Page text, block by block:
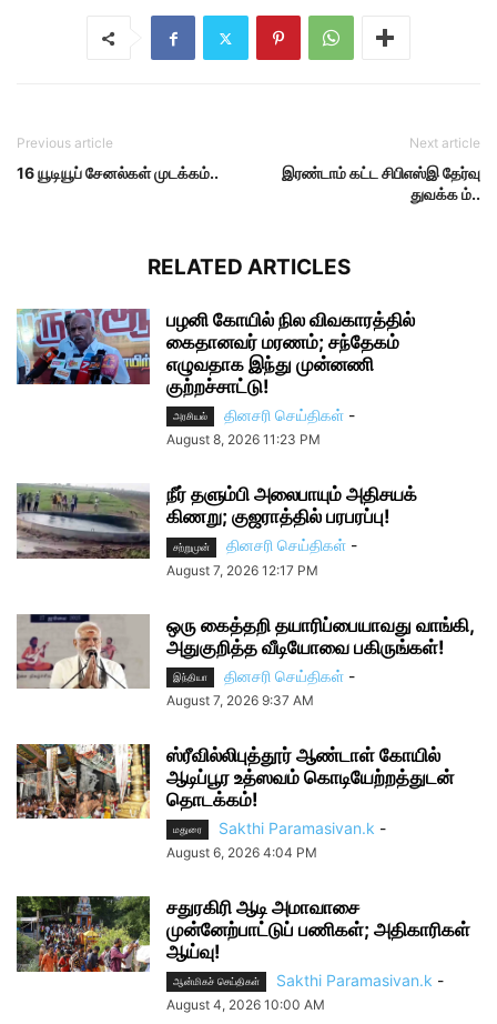
Previous article
16 யூடியூப் சேனல்கள் முடக்கம்..
Next article
இரண்டாம் கட்ட சிபிஎஸ்இ தேர்வு
துவக்க ம்..
RELATED ARTICLES
பழனி கோயில் நில விவகாரத்தில்
கைதானவர் மரணம்; சந்தேகம்
எழுவதாக இந்து முன்னணி
குற்றச்சாட்டு!
அரசியல் தினசரி செய்திகள் -
August 8, 2026 11:23 PM
நீர் தளும்பி அலைபாயும் அதிசயக்
கிணறு; குஜராத்தில் பரபரப்பு!
சற்றுமுன் தினசரி செய்திகள் -
August 7, 2026 12:17 PM
ஒரு கைத்தறி தயாரிப்பையாவது வாங்கி,
அதுகுறித்த வீடியோவை பகிருங்கள்!
இந்தியா தினசரி செய்திகள் -
August 7, 2026 9:37 AM
ஸ்ரீவில்லிபுத்தூர் ஆண்டாள் கோயில்
ஆடிப்பூர உத்ஸவம் கொடியேற்றத்துடன்
தொடக்கம்!
மதுரை Sakthi Paramasivan.k -
August 6, 2026 4:04 PM
சதுரகிரி ஆடி அமாவாசை
முன்னேற்பாட்டுப் பணிகள்; அதிகாரிகள்
ஆய்வு!
ஆன்மிகச் செய்திகள் Sakthi Paramasivan.k -
August 4, 2026 10:00 AM